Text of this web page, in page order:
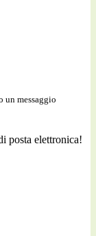
un messaggio
posta elettronica!